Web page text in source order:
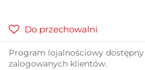
Do przechowalni
Program lojalnościowy
zalogowanych klientów.